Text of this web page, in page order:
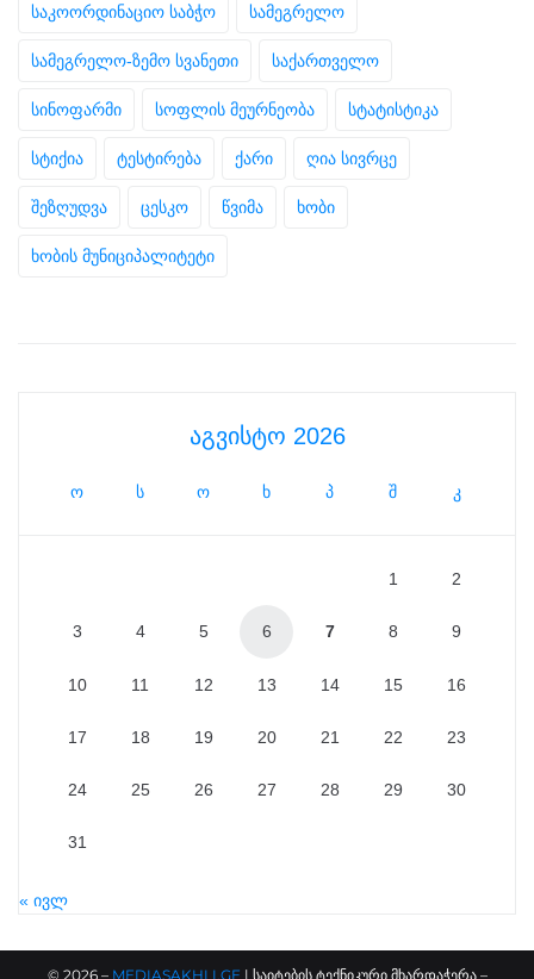
საკოორდინაციო საბჭო სამეგრელო
სამეგრელო-ზემო სვანეთი საქართველო
სინოფარმი სოფლის მეურნეობა სტატისტიკა
სტიქია ტესტირება ქარი ღია სივრცე
შეზღუდვა ცესკო წვიმა ხობი
ხობის მუნიციპალიტეტი
აგვისტო 2026
ო ს ო ხ პ შ კ
1 2
3 4 5 6 7 8 9
10 11 12 13 14 15 16
17 18 19 20 21 22 23
24 25 26 27 28 29 30
31
« ივლ
© 2026– MEDIASAKHLI.GE | საიტების ტექნიკური მხარდაჭერა –